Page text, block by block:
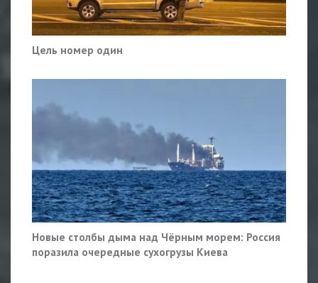
Цель номер один
Новые столбы дыма над Чёрным морем: Россия
поразила очередные сухогрузы Киева